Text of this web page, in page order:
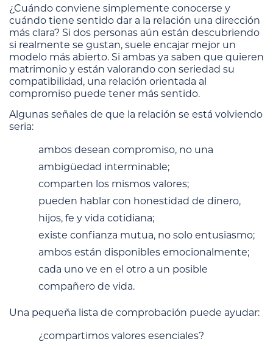
¿Cuándo conviene simplemente conocerse y
cuándo tiene sentido dar a la relación una dirección
más clara? Si dos personas aún están descubriendo
si realmente se gustan, suele encajar mejor un
modelo más abierto. Si ambas ya saben que quieren
matrimonio y están valorando con seriedad su
compatibilidad, una relación orientada al
compromiso puede tener más sentido.
Algunas señales de que la relación se está volviendo
seria:
ambos desean compromiso, no una
ambigüedad interminable;
comparten los mismos valores;
pueden hablar con honestidad de dinero,
hijos, fe y vida cotidiana;
existe confianza mutua, no solo entusiasmo;
ambos están disponibles emocionalmente;
cada uno ve en el otro a un posible
compañero de vida.
Una pequeña lista de comprobación puede ayudar:
¿compartimos valores esenciales?